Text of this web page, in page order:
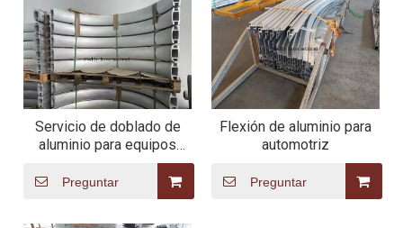
Servicio de doblado de
aluminio para equipos
Preguntar
Flexión de aluminio para
automotriz
Preguntar